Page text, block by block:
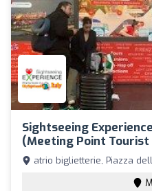
Sightseeing
(meeting Point Tourist
atrio biglietterie, Piazza